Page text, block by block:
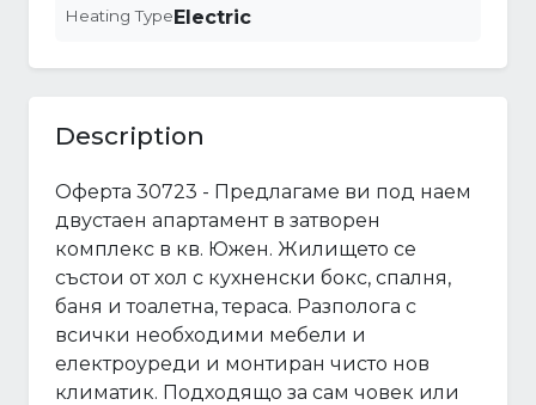
Heating TypeElectric
Description
Оферта 30723 - Предлагаме ви под наем
двустаен апартамент в затворен
комплекс в кв. Южен. Жилището се
състои от хол с кухненски бокс, спалня,
баня и тоалетна, тераса. Разполога с
всички необходими мебели и
електроуреди и монтиран чисто нов
климатик. Подходящо за сам човек или